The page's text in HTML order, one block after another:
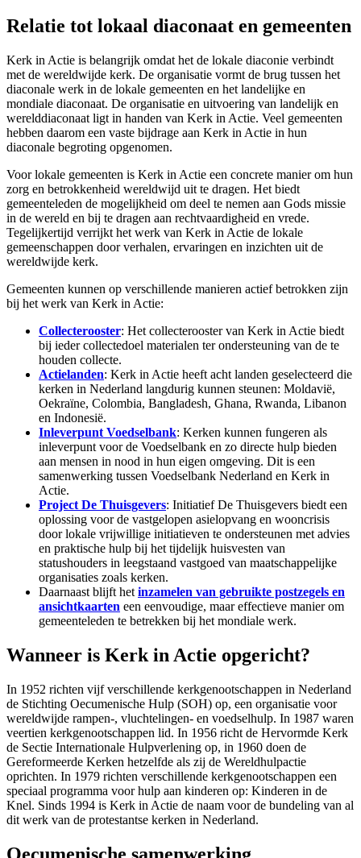
Relatie tot lokaal diaconaat en gemeenten
Kerk in Actie is belangrijk omdat het de lokale diaconie verbindt
met de wereldwijde kerk. De organisatie vormt de brug tussen het
diaconale werk in de lokale gemeenten en het landelijke en
mondiale diaconaat. De organisatie en uitvoering van landelijk en
werelddiaconaat ligt in handen van Kerk in Actie. Veel gemeenten
hebben daarom een vaste bijdrage aan Kerk in Actie in hun
diaconale begroting opgenomen.
Voor lokale gemeenten is Kerk in Actie een concrete manier om hun
zorg en betrokkenheid wereldwijd uit te dragen. Het biedt
gemeenteleden de mogelijkheid om deel te nemen aan Gods missie
in de wereld en bij te dragen aan rechtvaardigheid en vrede.
Tegelijkertijd verrijkt het werk van Kerk in Actie de lokale
gemeenschappen door verhalen, ervaringen en inzichten uit de
wereldwijde kerk.
Gemeenten kunnen op verschillende manieren actief betrokken zijn
bij het werk van Kerk in Actie:
Collecterooster: Het collecterooster van Kerk in Actie biedt
bij ieder collectedoel materialen ter ondersteuning van de te
houden collecte.
Actielanden: Kerk in Actie heeft acht landen geselecteerd die
kerken in Nederland langdurig kunnen steunen: Moldavië,
Oekraïne, Colombia, Bangladesh, Ghana, Rwanda, Libanon
en Indonesië.
Inleverpunt Voedselbank: Kerken kunnen fungeren als
inleverpunt voor de Voedselbank en zo directe hulp bieden
aan mensen in nood in hun eigen omgeving. Dit is een
samenwerking tussen Voedselbank Nederland en Kerk in
Actie.
Project De Thuisgevers: Initiatief De Thuisgevers biedt een
oplossing voor de vastgelopen asielopvang en wooncrisis
door lokale vrijwillige initiatieven te ondersteunen met advies
en praktische hulp bij het tijdelijk huisvesten van
statushouders in leegstaand vastgoed van maatschappelijke
organisaties zoals kerken.
Daarnaast blijft het inzamelen van gebruikte postzegels en
ansichtkaarten een eenvoudige, maar effectieve manier om
gemeenteleden te betrekken bij het mondiale werk.
Wanneer is Kerk in Actie opgericht?
In 1952 richten vijf verschillende kerkgenootschappen in Nederland
de Stichting Oecumenische Hulp (SOH) op, een organisatie voor
wereldwijde rampen-, vluchtelingen- en voedselhulp. In 1987 waren
veertien kerkgenootschappen lid. In 1956 richt de Hervormde Kerk
de Sectie Internationale Hulpverlening op, in 1960 doen de
Gereformeerde Kerken hetzelfde als zij de Wereldhulpactie
oprichten. In 1979 richten verschillende kerkgenootschappen een
speciaal programma voor hulp aan kinderen op: Kinderen in de
Knel. Sinds 1994 is Kerk in Actie de naam voor de bundeling van al
dit werk van de protestantse kerken in Nederland.
Oecumenische samenwerking